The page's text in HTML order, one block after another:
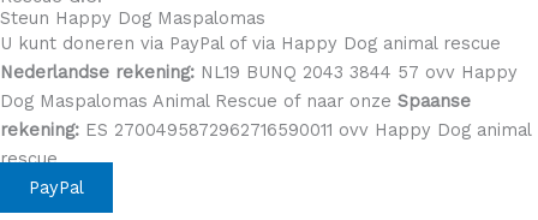
Steun Happy Dog Maspalomas
U kunt doneren via PayPal of via Happy Dog animal rescue
Nederlandse rekening: NL19 BUNQ 2043 3844 57 ovv Happy
Dog Maspalomas Animal Rescue of naar onze Spaanse
rekening: ES 2700495872962716590011 ovv Happy Dog animal
rescue
PayPal